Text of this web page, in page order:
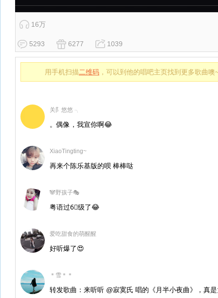
16万
5293 6277 1039
用手机扫描二维码 ，可以到他的唱吧主页找到更多歌曲噢
关阝悠悠 ╮
。偶像，我宣你啊😂
XiaoTingting~
再来个陈乐基版的呗 棒棒哒
🐼野孩子🎭
粤语过6⃣️级了😂
爱吃甜食的萌醒醒
好听爆了😍
＊雪＊＊
转发歌曲：来听听 @寂寞氏 唱的《月半小夜曲》，真